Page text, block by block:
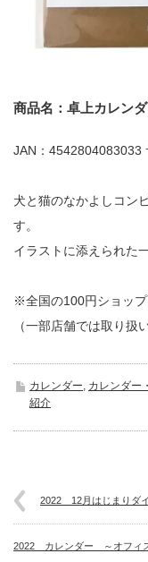
商品名：卓上カレン
JAN：4542804083033
犬と猫のなかよしコン
す。
イラストに添えられた
※全国の100円ショップ
（一部店舗では取り扱
カレンダー, カレンダー
紹介
2022 12月はじまりダ
2022 カレンダー ～オフィ